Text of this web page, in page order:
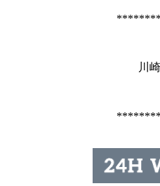
川